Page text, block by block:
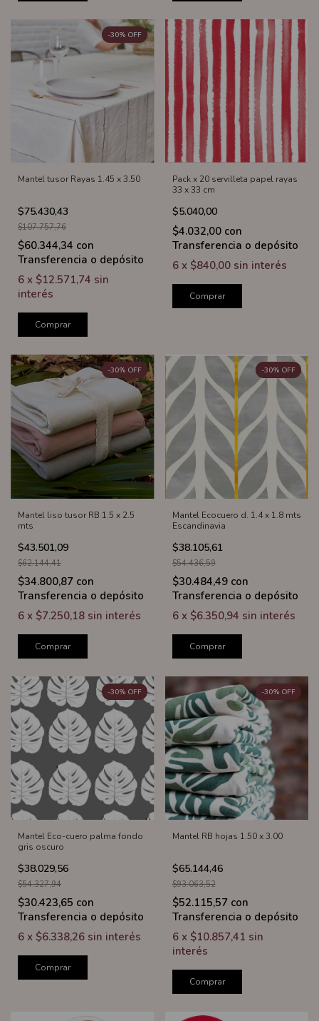
Mantel tusor Rayas 1.45 x 3.50
$75.430,43
-30% OFF
$107.757,76
$60.344,34 con
Transferencia o depósito
6 x $12.571,74 sin
interés
Comprar
Pack x 20 servilleta papel rayas
33 x 33 cm
$5.040,00
$4.032,00 con
Transferencia o depósito
6 x $840,00 sin interés
Comprar
Mantel liso tusor RB 1.5 x 2.5
mts
$43.501,09
-30% OFF
$62.144,41
$34.800,87 con
Transferencia o depósito
6 x $7.250,18 sin interés
Comprar
Mantel Ecocuero d. 1.4 x 1.8 mts
Escandinavia
$38.105,61
-30% OFF
$54.436,59
$30.484,49 con
Transferencia o depósito
6 x $6.350,94 sin interés
Comprar
Mantel Eco-cuero palma fondo
gris oscuro
$38.029,56
-30% OFF
$54.327,94
$30.423,65 con
Transferencia o depósito
6 x $6.338,26 sin interés
Comprar
Mantel RB hojas 1.50 x 3.00
$65.144,46
-30% OFF
$93.063,52
$52.115,57 con
Transferencia o depósito
6 x $10.857,41 sin
interés
Comprar